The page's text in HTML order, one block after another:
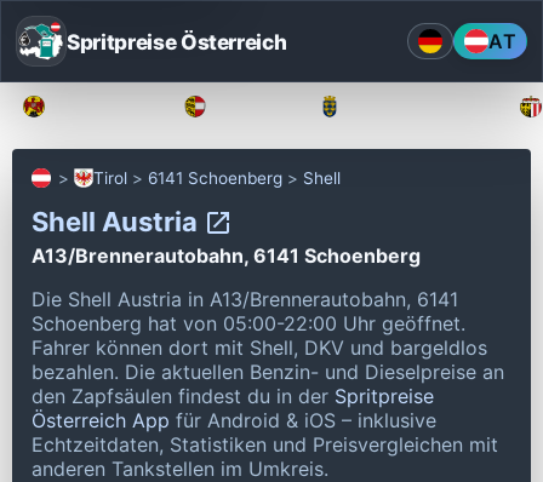
Spritpreise Österreich AT
Tirol 6141 Schoenberg Shell
Shell Austria
A13/Brennerautobahn, 6141 Schoenberg
Die Shell Austria in A13/Brennerautobahn, 6141
Schoenberg hat von 05:00-22:00 Uhr geöffnet.
Fahrer können dort mit Shell, DKV und bargeldlos
bezahlen. Die aktuellen Benzin- und Dieselpreise an
den Zapfsäulen findest du in der Spritpreise
Österreich App für Android & iOS – inklusive
Echtzeitdaten, Statistiken und Preisvergleichen mit
anderen Tankstellen im Umkreis.